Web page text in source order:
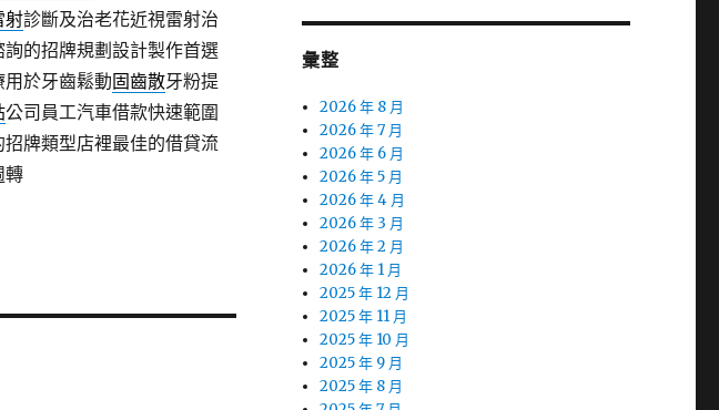
射診斷及治老花近視雷射治
的招牌規劃設計製作首選
於牙齒鬆動固齒散牙粉提
公司員工汽車借款快速範圍
牌類型店裡最佳的借貸流
轉
彙整
2026 年 8 月
2026 年 7 月
2026 年 6 月
2026 年 5 月
2026 年 4 月
2026 年 3 月
2026 年 2 月
2026 年 1 月
2025 年 12 月
2025 年 11 月
2025 年 10 月
2025 年 9 月
2025 年 8 月